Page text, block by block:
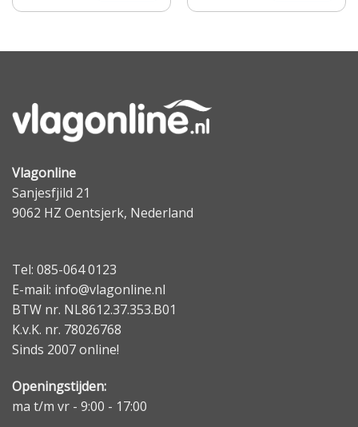
Vlagonline
Sanjesfjild 21
9062 HZ Oentsjerk, Nederland
Tel: 085-064 0123
E-mail: info@vlagonline.nl
BTW nr. NL8612.37.353.B01
K.v.K. nr. 78026768
Sinds 2007 online!
Openingstijden:
ma t/m vr - 9:00 - 17:00